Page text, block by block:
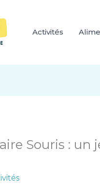
Activités
Souris : un